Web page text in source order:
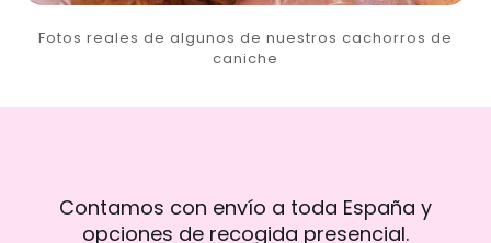
Fotos reales de algunos de nuestros cachorros de
caniche
Contamos con envío a toda España y
opciones de recogida presencial.